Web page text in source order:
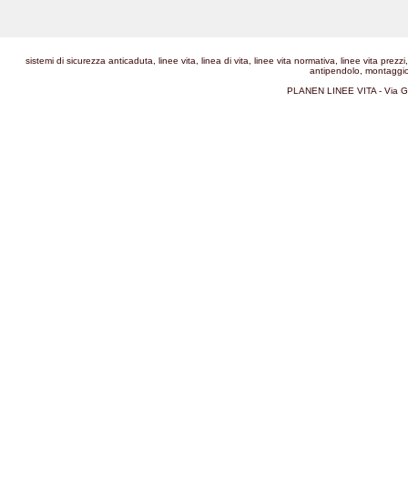
sistemi di sicurezza anticaduta, linee vita, linea di vita, linee vita normativa, linee vita
antipendolo,
PLANEN LINEE VITA - Via